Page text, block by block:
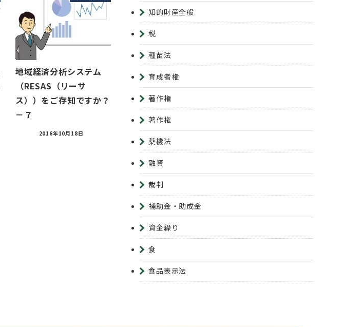
地域経済分析システム
（RESAS（リーサ
ス））をご存知ですか？
－７
2016年10月18日
知的財産全般
税
種苗法
育成者権
著作権
著作権
薬機法
融資
裁判
補助金・助成金
資金繰り
食
食品表示法